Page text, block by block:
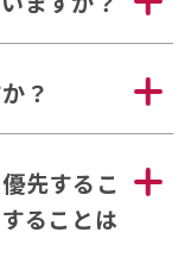
？
先するこ
ることは